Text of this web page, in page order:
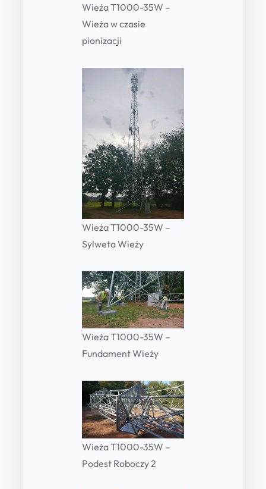
Wieża T1000-35W –
Wieża w czasie
pionizacji
Wieża T1000-35W –
Sylweta Wieży
Wieża T1000-35W –
Fundament Wieży
Wieża T1000-35W –
Podest Roboczy 2